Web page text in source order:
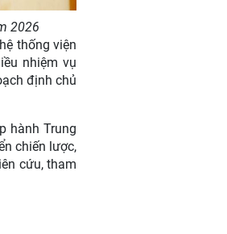
2026
thống viện
nhiệm vụ
định chủ
hành Trung
chiến lược,
cứu, tham